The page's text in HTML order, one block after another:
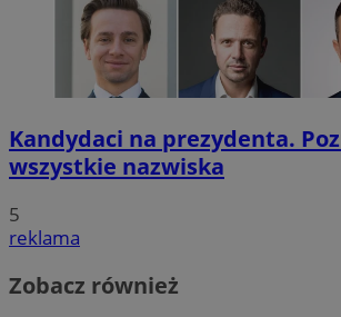
Kandydaci na prezydenta.
wszystkie nazwiska
5
reklama
Zobacz również